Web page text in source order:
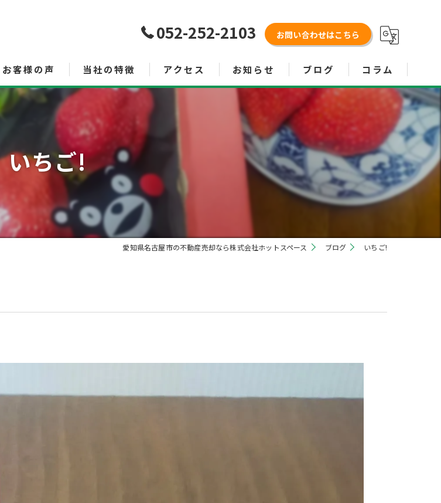
052-252-2103 お問い合わせはこちら
お客様の声 当社の特徴
査定
空き家管理サービス
投資
アクセス お知らせ ブログ コラム
いちご!
愛知県名古屋市の不動産売却なら株式会社ホットスペース ブログ いちご!